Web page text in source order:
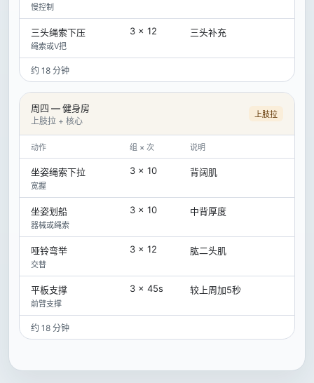
慢控制
三头绳索下压
绳索或V把
3 × 12 三头补充
约 18 分钟
周四 — 健身房
上肢拉 + 核心
上肢拉
动作 组 × 次 说明
坐姿绳索下拉
宽握
3 × 10 背阔肌
坐姿划船
器械或绳索
3 × 10 中背厚度
哑铃弯举
交替
3 × 12 肱二头肌
平板支撑
前臂支撑
3 × 45s 较上周加5秒
约 18 分钟